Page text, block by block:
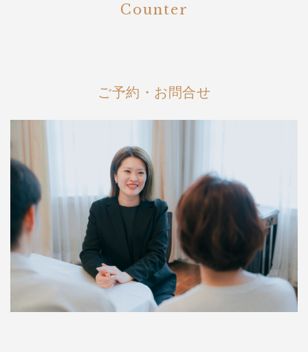
Counter
ご予約・お問合せ